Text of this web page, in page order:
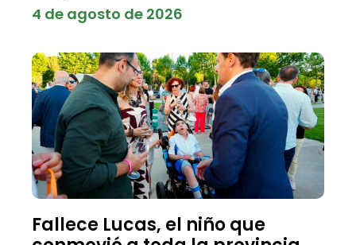
4 de agosto de 2026
Fallece Lucas, el niño que